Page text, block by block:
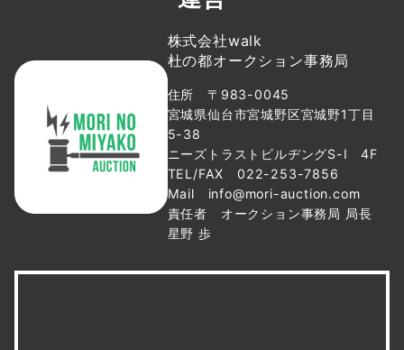
株式会社walk
杜の都オークション事務局
住所 〒983-0045
宮城県仙台市宮城野区宮城野1丁目
5-38
ニーズトラストビルヂングS-Ⅰ 4F
TEL/FAX 022-253-7856
Mail info@mori-auction.com
責任者 オークション事務局 局長
星野 歩